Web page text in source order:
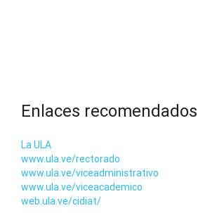
Enlaces recomendados
La ULA
www.ula.ve/rectorado
www.ula.ve/viceadministrativo
www.ula.ve/viceacademico
web.ula.ve/cidiat/